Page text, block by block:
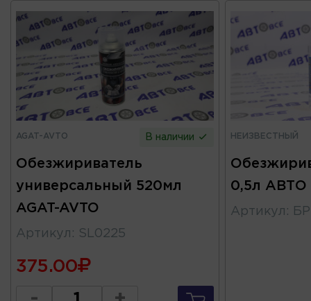
AGAT-AVTO В наличии
Обезжириватель
универсальный 520мл
AGAT-AVTO
Артикул : SL0225
375.00
НЕИЗВЕСТНЫЙ
0,5л АВТО
Артикул :